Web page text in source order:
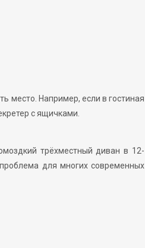
место. Например, если в гостиная
c ящичками.
трёхместный диван в 12-
для многих современных